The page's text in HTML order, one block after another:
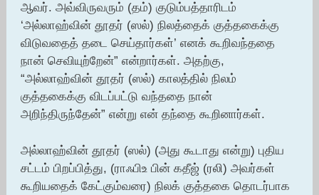
ஆவர். அவ்விருவரும் (தம்) குடும்பத்தாரிடம்
‘அல்லாஹ்வின் தூதர் (ஸல்) நிலத்தைக் குத்தகைக்கு
விடுவதைத் தடை செய்தார்கள்’ எனக் கூறிவந்ததை
நான் செவியுற்றேன்” என்றார்கள். அதற்கு,
“அல்லாஹ்வின் தூதர் (ஸல்) காலத்தில் நிலம்
குத்தகைக்கு விடப்பட்டு வந்ததை நான்
அறிந்திருந்தேன்” என்று என் தந்தை கூறினார்கள்.
அல்லாஹ்வின் தூதர் (ஸல்) (அது கூடாது என்று) புதிய
சட்டம் பிறப்பித்து, (ராஃபிஉ பின் கதீஜ் (ரலி) அவர்கள்
கூறியதைக் கேட்கும்வரை) நிலக் குத்தகை தொடர்பாக